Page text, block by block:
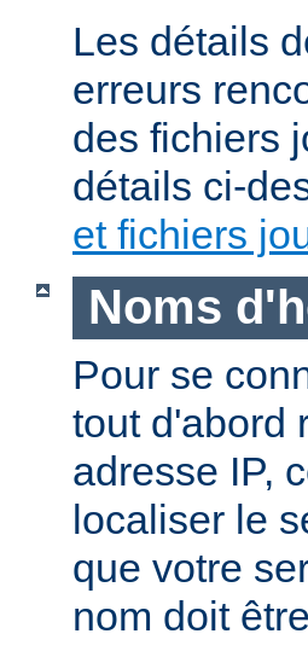
Les détails
erreurs
des fichiers
détails ci-
et fichiers
Noms
Pour se
tout d'abord
adresse IP,
localiser le
que votre
nom doit